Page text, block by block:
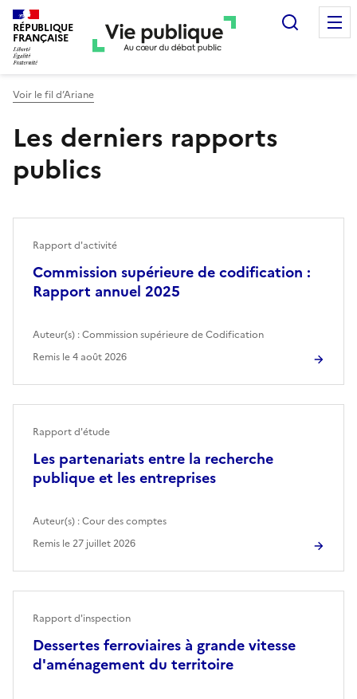
RÉPUBLIQUE
FRANÇAISE
Voir le fil d’Ariane
Les derniers rapports
publics
Commission supérieure de codification :
Rapport annuel 2025
Rapport d'activité
Auteur(s) :Commission supérieure de Codification
Remis le4 août 2026
Les partenariats entre la recherche
publique et les entreprises
Rapport d'étude
Auteur(s) :Cour des comptes
Remis le27 juillet 2026
Dessertes ferroviaires à grande vitesse
d'aménagement du territoire
Rapport d'inspection